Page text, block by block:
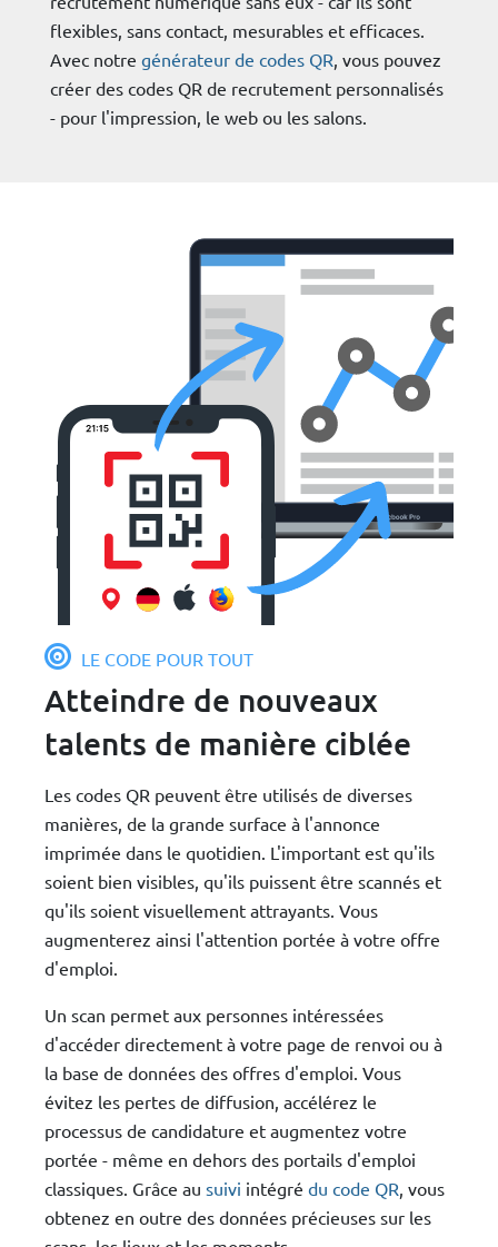
flexibles, sans contact, mesurables et efficaces.
Avec notre générateur de codes QR, vous pouvez
créer des codes QR de recrutement personnalisés
- pour l'impression, le web ou les salons.
LE CODE POUR TOUT
Atteindre de nouveaux
talents de manière ciblée
Les codes QR peuvent être utilisés de diverses
manières, de la grande surface à l'annonce
imprimée dans le quotidien. L'important est qu'ils
soient bien visibles, qu'ils puissent être scannés et
qu'ils soient visuellement attrayants. Vous
augmenterez ainsi l'attention portée à votre offre
d'emploi.
Un scan permet aux personnes intéressées
d'accéder directement à votre page de renvoi ou à
la base de données des offres d'emploi. Vous
évitez les pertes de diffusion, accélérez le
processus de candidature et augmentez votre
portée - même en dehors des portails d'emploi
classiques. Grâce au suivi intégré du code QR, vous
obtenez en outre des données précieuses sur les